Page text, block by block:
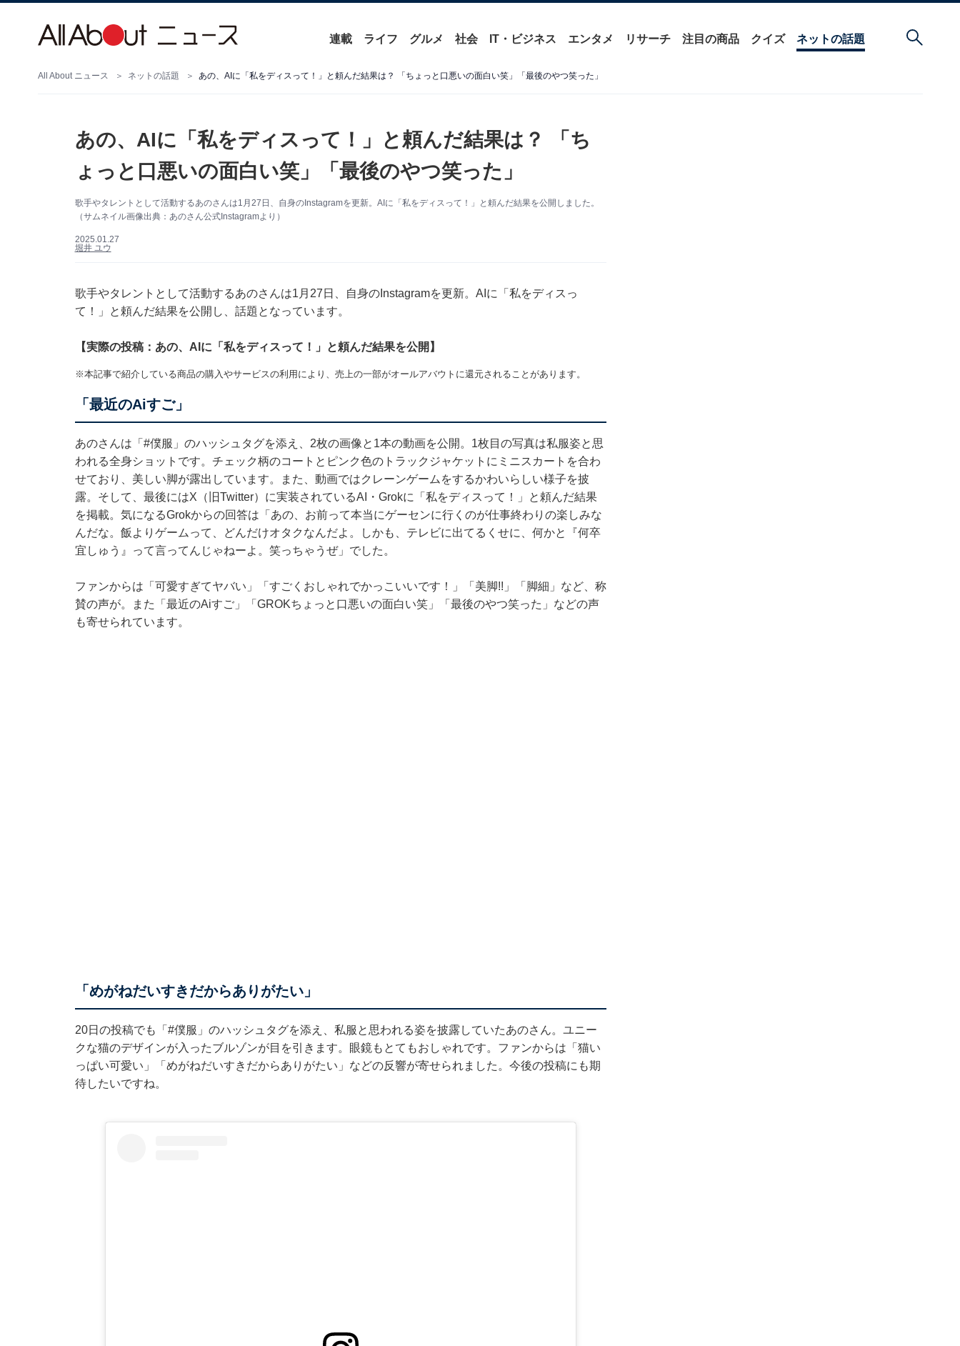
連載 ライフ グルメ 社会 IT・ビジネス エンタメ リサーチ 注目の商品 クイズ ネットの話題
All About ニュース ネットの話題 あの、AIに「私をディスって！」と頼んだ結果は？ 「ちょっと口悪いの面白い笑」「最後のやつ笑った」
あの、AIに「私をディスって！」と頼んだ結果は？ 「ち
ょっと口悪いの面白い笑」「最後のやつ笑った」
歌手やタレントとして活動するあのさんは1月27日、自身のInstagramを更新。AIに「私をディスって！」と頼んだ結果を公開しました。
（サムネイル画像出典：あのさん公式Instagramより）
2025.01.27
堀井 ユウ
歌手やタレントとして活動するあのさんは1月27日、自身のInstagramを更新。AIに「私をディスっ
て！」と頼んだ結果を公開し、話題となっています。
【実際の投稿：あの、AIに「私をディスって！」と頼んだ結果を公開】
※本記事で紹介している商品の購入やサービスの利用により、売上の一部がオールアバウトに還元されることがあります。
「最近のAiすご」
あのさんは「#僕服」のハッシュタグを添え、2枚の画像と1本の動画を公開。1枚目の写真は私服姿と思
われる全身ショットです。チェック柄のコートとピンク色のトラックジャケットにミニスカートを合わ
せており、美しい脚が露出しています。また、動画ではクレーンゲームをするかわいらしい様子を披
露。そして、最後にはX（旧Twitter）に実装されているAI・Grokに「私をディスって！」と頼んだ結果
を掲載。気になるGrokからの回答は「あの、お前って本当にゲーセンに行くのが仕事終わりの楽しみな
んだな。飯よりゲームって、どんだけオタクなんだよ。しかも、テレビに出てるくせに、何かと『何卒
宜しゅう』って言ってんじゃねーよ。笑っちゃうぜ」でした。
ファンからは「可愛すぎてヤバい」「すごくおしゃれでかっこいいです！」「美脚!!」「脚細」など、称
賛の声が。また「最近のAiすご」「GROKちょっと口悪いの面白い笑」「最後のやつ笑った」などの声
も寄せられています。
「めがねだいすきだからありがたい」
20日の投稿でも「#僕服」のハッシュタグを添え、私服と思われる姿を披露していたあのさん。ユニー
クな猫のデザインが入ったブルゾンが目を引きます。眼鏡もとてもおしゃれです。ファンからは「猫い
っぱい可愛い」「めがねだいすきだからありがたい」などの反響が寄せられました。今後の投稿にも期
待したいですね。